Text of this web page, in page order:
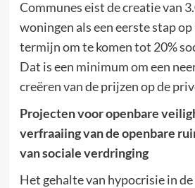
Communes eist de creatie van
woningen als een eerste stap
termijn om te komen tot 20%
Dat is een minimum om een
creëren van de prijzen op de
Projecten voor openbare
verfraaiing van de openbare
van sociale verdringing
Het gehalte van hypocrisie in